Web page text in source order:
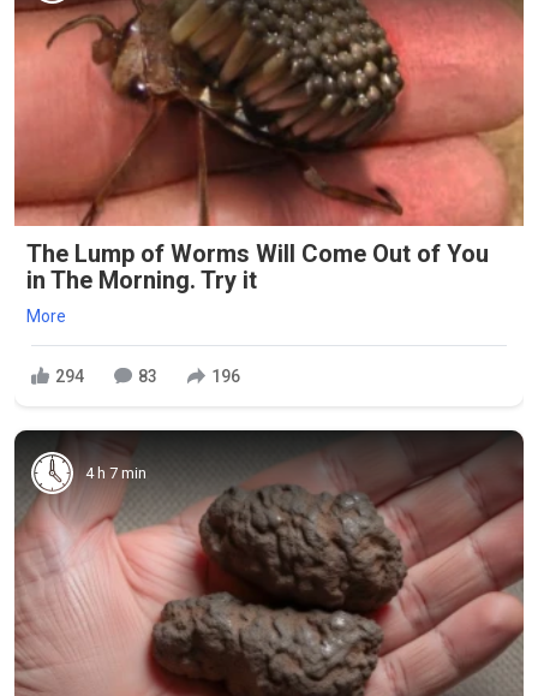
The Lump of Worms Will Come Out of You
in The Morning. Try it
More
294 83 196
4 h 7 min